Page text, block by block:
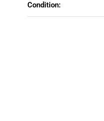
Condition: